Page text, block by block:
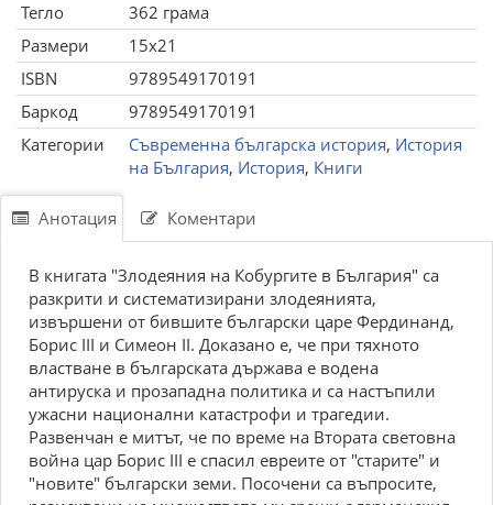
Тегло
362 грама
Размери
15x21
ISBN
9789549170191
Баркод
9789549170191
Категории
Съвременна българска история, История
на България, История, Книги
Анотация Коментари
В книгата "Злодеяния на Кобургите в България" са
разкрити и систематизирани злодеянията,
извършени от бившите български царе Фердинанд,
Борис III и Симеон II. Доказано е, че при тяхното
властване в българската държава е водена
антируска и прозападна политика и са настъпили
ужасни национални катастрофи и трагедии.
Развенчан е митът, че по време на Втората световна
война цар Борис III е спасил евреите от "старите" и
"новите" български земи. Посочени са въпросите,